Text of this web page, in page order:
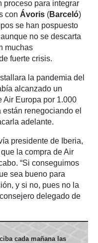
proceso para integrar
con Ávoris (Barceló)
se han pospuesto
no se descarta
muchas
fuerte crisis.
la pandemia del
alcanzado un
Air Europa por 1.000
renegociando el
adelante.
presidente de Iberia,
la compra de Air
“Si conseguimos
sea bueno para
y si no, pues no la
delegado de
cada mañana las